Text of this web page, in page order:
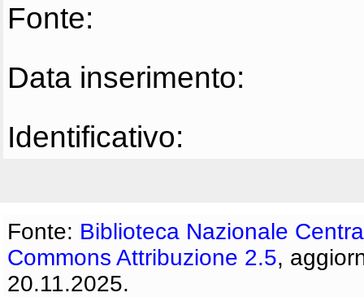
Fonte:
Data inserimento:
Identificativo:
Fonte: Biblioteca Nazionale
Commons Attribuzione 2.5,
20.11.2025.